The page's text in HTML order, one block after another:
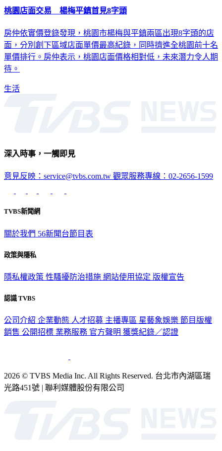
桃園店面交易 楊梅平鎮首見8字頭
房仲依實價登錄發現，桃園市楊梅與平鎮兩區出現8字頭的店
面，分別創下區域店面單價最高紀錄，同時擠進全桃園前十名
單價排行。房仲表示，桃園店面價格相對低，未來潛力令人期
待。
生活
深入時事，一觸即見
意見反映：service@tvbs.com.tw 觀眾服務專線：02-2656-1599
TVBS新聞網
關於我們 56新聞台節目表
政策與隱私
隱私權政策 性騷擾防治措施 網站使用協定 版權宣告
認識 TVBS
公司介紹 企業動態 人才招募 主播專區 星藝象娛樂 節目版權
銷售 公開招標 業務服務 官方聲明 獲獎紀錄／認證
2026 © TVBS Media Inc. All Rights Reserved. 台北市內湖區瑞
光路451號 | 聯利媒體股份有限公司